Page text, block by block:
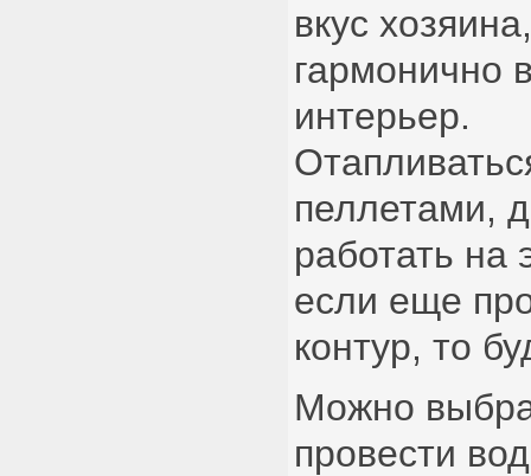
вкус
гармонично
интерьер.
пеллетами,
работать на
если еще
контур, то
Можно
провести